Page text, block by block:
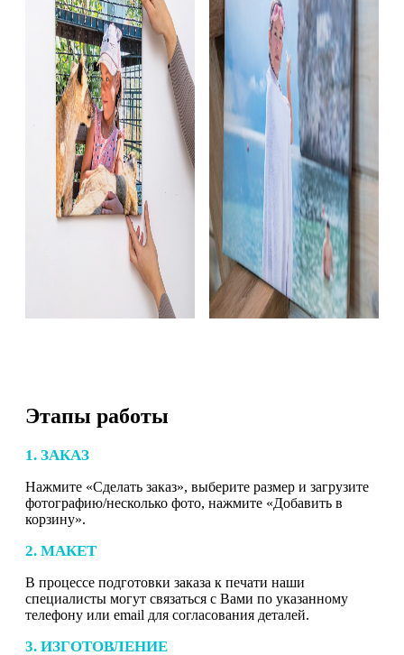
Этапы работы
1. ЗАКАЗ
Нажмите «Сделать заказ», выберите размер и загрузите
фотографию/несколько фото, нажмите «Добавить в
корзину».
2. МАКЕТ
В процессе подготовки заказа к печати наши
специалисты могут связаться с Вами по указанному
телефону или email для согласования деталей.
3. ИЗГОТОВЛЕНИЕ